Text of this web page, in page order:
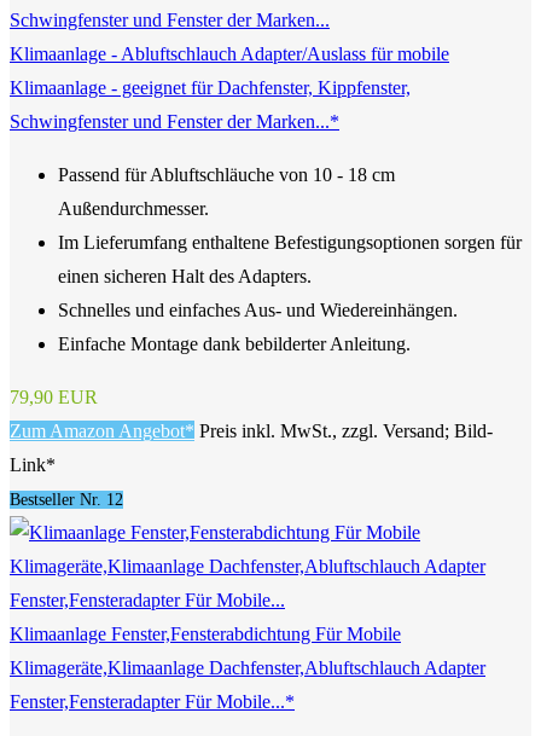
Klimaanlage - Abluftschlauch Adapter/Auslass für mobile
Klimaanlage - geeignet für Dachfenster, Kippfenster,
Schwingfenster und Fenster der Marken...*
Passend für Abluftschläuche von 10 - 18 cm
Außendurchmesser.
Im Lieferumfang enthaltene Befestigungsoptionen sorgen für
einen sicheren Halt des Adapters.
Schnelles und einfaches Aus- und Wiedereinhängen.
Einfache Montage dank bebilderter Anleitung.
79,90 EUR
Zum Amazon Angebot* Preis inkl. MwSt., zzgl. Versand; Bild-
Link*
Bestseller Nr. 12
Klimaanlage Fenster,Fensterabdichtung Für Mobile
Klimageräte,Klimaanlage Dachfenster,Abluftschlauch Adapter
Fenster,Fensteradapter Für Mobile...*